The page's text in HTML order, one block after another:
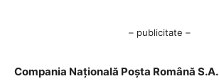
– publicitate –
Compania Națională Poşta Română S.A.